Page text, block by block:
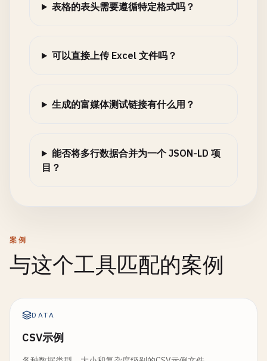
表格的表头需要遵循特定格式吗？
可以直接上传 Excel 文件吗？
生成的富媒体测试链接有什么用？
能否将多行数据合并为一个 JSON-LD 项
目？
案例
与这个工具匹配的案例
DATA
CSV示例